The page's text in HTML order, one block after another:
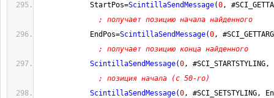
StartPos=ScintillaSendMessage(0,
; получает позицию начала найденного
EndPos=ScintillaSendMessage(0,
; получает позицию конца найденного
ScintillaSendMessage(0,
; позиция начала (с 50-го)
ScintillaSendMessage(0, #SCI_SETSTYLING,